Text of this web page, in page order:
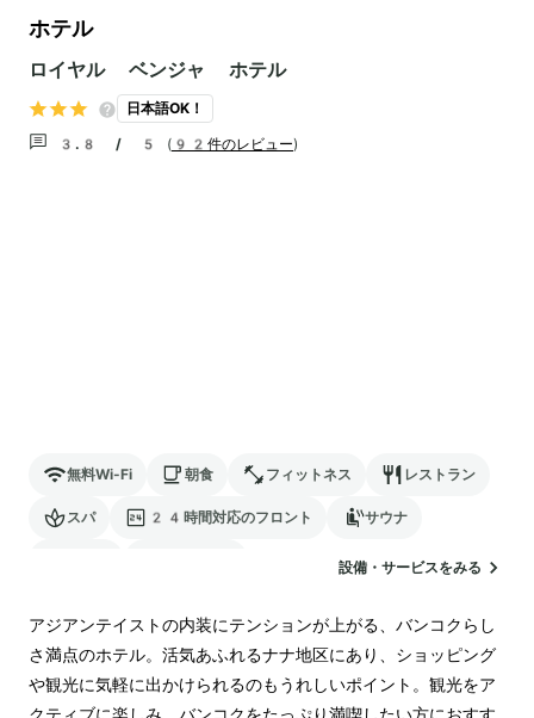
ホテル
ロイヤル ベンジャ ホテル
日本語OK！
3.8 / 5 ( 92件のレビュー)
無料Wi-Fi 朝食 フィットネス レストラン
スパ 24時間対応のフロント サウナ
設備・サービスをみる
アジアンテイストの内装にテンションが上がる、バンコクらし
さ満点のホテル。活気あふれるナナ地区にあり、ショッピング
や観光に気軽に出かけられるのもうれしいポイント。観光をア
クティブに楽しみ、バンコクをたっぷり満喫したい方におすす